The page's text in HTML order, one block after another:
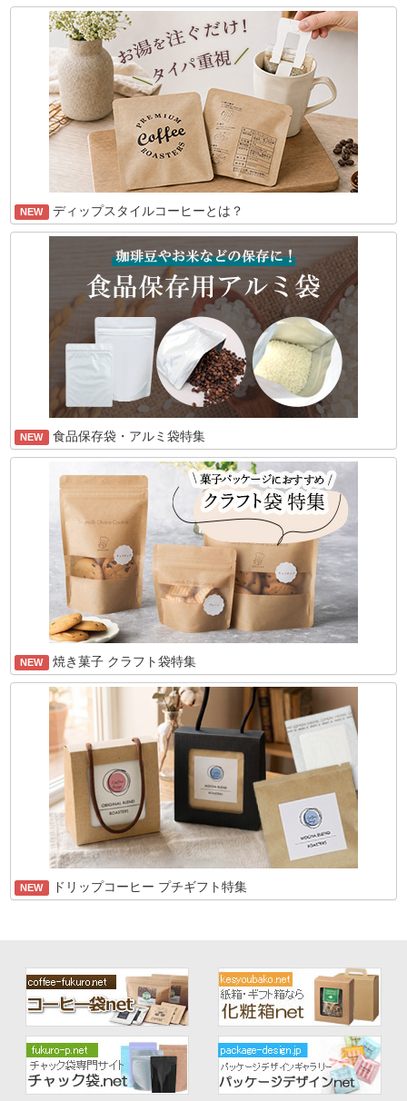
NEW ディップスタイルコーヒーとは？
NEW 食品保存袋・アルミ袋特集
NEW 焼き菓子 クラフト袋特集
NEW ドリップコーヒー プチギフト特集